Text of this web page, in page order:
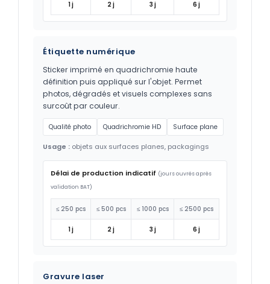
1 j 2 j 3 j 6 j
Étiquette numérique
Sticker imprimé en quadrichromie haute
définition puis appliqué sur l'objet. Permet
photos, dégradés et visuels complexes sans
surcoût par couleur.
Qualité photo Quadrichromie HD Surface plane
Usage : objets aux surfaces planes, packagings
Délai de production indicatif (jours ouvrés après
validation BAT)
≤ 250 pcs ≤ 500 pcs ≤ 1000 pcs ≤ 2500 pcs
1 j 2 j 3 j 6 j
Gravure laser